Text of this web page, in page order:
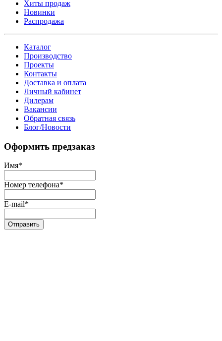
Хиты продаж
Новинки
Распродажа
Каталог
Производство
Проекты
Контакты
Доставка и оплата
Личный кабинет
Дилерам
Вакансии
Обратная связь
Блог/Новости
Оформить предзаказ
Имя*
Номер телефона*
E-mail*
Отправить